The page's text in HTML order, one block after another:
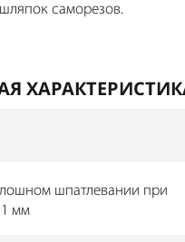
саморезов.
шпатлевании при
мм